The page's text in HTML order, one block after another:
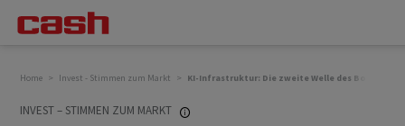
Home Invest - Stimmen zum Markt KI-Infrastruktur: Die zweite Welle des Booms
INVEST – STIMMEN ZUM MARKT